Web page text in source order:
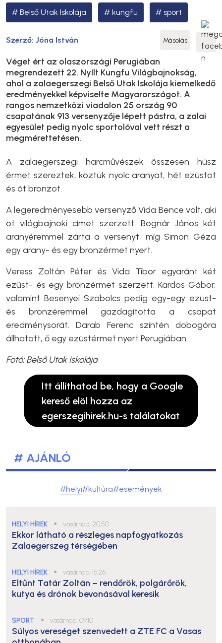
Belső Utak Iskolája kungfu sport
Szerző: Jóna István Másolás
Véget ért az olaszországi Perugiában
megrendezett 22. Nyílt Kungfu Világbajnokság,
ahol a zalaegerszegi Belső Utak Iskolája kiemelkedő
eredményekkel képviselte Magyarországot. A
rangos nemzetközi viadalon 25 ország 90
csapatának 913 versenyzője lépett pástra, a zalai
egyesület pedig nyolc sportolóval vett részt a
megmérettetésen.
A zalaegerszegi harcművészek összesen húsz
érmet szereztek, köztük nyolc aranyat, hét ezüstöt
és öt bronzot.
A legeredményesebb versenyző Vida Bence volt, aki
öt világbajnoki címet szerzett. Bognár János két
aranyéremmel zárta a versenyt, míg Simon Géza
egy arany- és egy bronzérmet nyert.
Veress Zoltán Péter és Vida Tibor egyaránt két
ezüst- és egy bronzérmet szerzett, Kardos Gábor,
valamint Besenyei Szabolcs pedig egy-egy ezüst-
és bronzéremmel gazdagította a csapat
eredménysorát. Darab Ferenc szintén dobogóra
állhatott, ő egy ezüstérmet nyert Perugiában.
Fotó: Belső Utak Iskolája
Itt állíthatod be, hogy a Google
kereső elöl hozza az
egerszegihirek.hu-s találatokat
# AJÁNLÓ
#helyi#kultúra#események
HELYI HÍREK ● vasárnap, 20:50
Ekkor látható a részleges napfogyatkozás
Zalaegerszeg térségében
HELYI HÍREK ● vasárnap, 16:26
Eltűnt Tatár Zoltán – rendőrök, polgárőrök,
kutya és drónok bevonásával keresik
SPORT ● vasárnap, 09:10
Súlyos vereséget szenvedett a ZTE FC a Vasas